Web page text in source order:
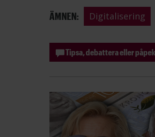
ÄMNEN: Digitalisering
Tipsa, debattera eller